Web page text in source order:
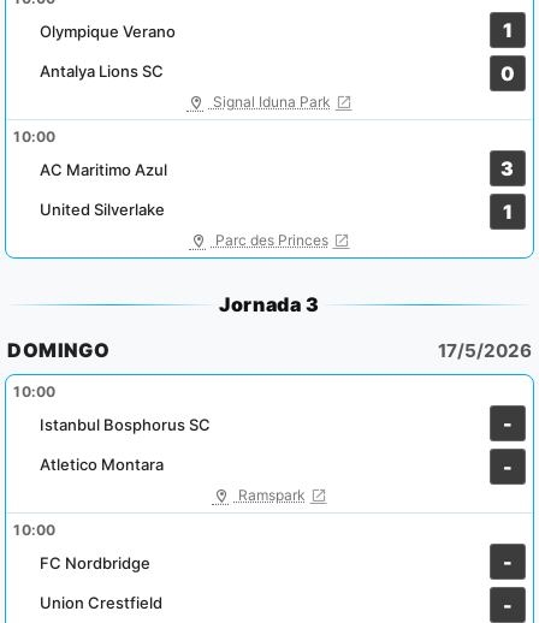
Olympique Verano
1
0
Antalya Lions SC
Signal Iduna Park
10:00
AC Maritimo Azul
3
1
United Silverlake
Parc des Princes
Jornada 3
DOMINGO
17/5/2026
10:00
Istanbul Bosphorus SC
-
-
Atletico Montara
Ramspark
10:00
FC Nordbridge
-
-
Union Crestfield